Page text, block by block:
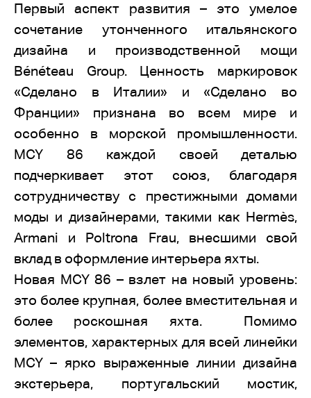
Первый аспект развития – это умелое
сочетание утонченного итальянского
дизайна и производственной мощи
Bénéteau Group. Ценность маркировок
«Сделано в Италии» и «Сделано во
Франции» признана во всем мире и
особенно в морской промышленности.
MCY 86 каждой своей деталью
подчеркивает этот союз, благодаря
сотрудничеству с престижными домами
моды и дизайнерами, такими как Hermès,
Armani и Poltrona Frau, внесшими свой
вклад в оформление интерьера яхты.
Новая MCY86 – взлет на новый уровень:
это более крупная, более вместительная и
более роскошная яхта. Помимо
элементов, характерных для всей линейки
MCY – ярко выраженные линии дизайна
экстерьера, португальский мостик,